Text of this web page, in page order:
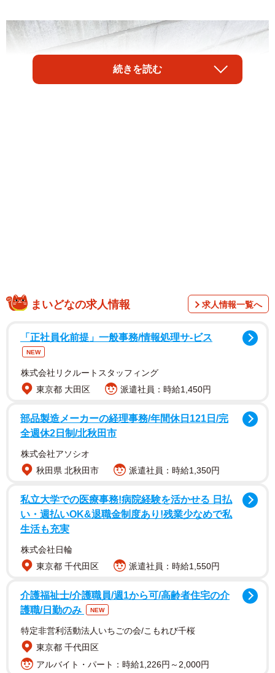
「井戸」だけはほんまにやばい
した。
「ちなみに、埋めようとした人は右腕折ってた」
「その類の工事だとお客さんとかにいらないと言われて
も、これだけは料金に含めないのでやらせてくださいって
て教わりました」
「（師匠は）オカルト系まじで信じない人なのに、井戸だ
けはダメって真顔で言われたなぁ」
「井戸だけはまじで絶対に息抜きつけて完全に埋めるなっ
て、どの人にも言われたし、未だに守ってる」
続きを読む
まいどなの求人情報 求人情報一覧へ
「正社員化前提」一般事務/情報処理サ-ビス
NEW
株式会社リクルートスタッフィング
東京都 大田区
派遣社員：時給1,450円
部品製造メーカーの経理事務/年間休日121日/完
全週休2日制/北秋田市
株式会社アソシオ
秋田県 北秋田市
派遣社員：時給1,350円
私立大学での医療事務!病院経験を活かせる 日払
い・週払いOK&退職金制度あり!残業少なめで私
生活も充実
株式会社日輪
東京都 千代田区
派遣社員：時給1,550円
介護福祉士/介護職員/週1から可/高齢者住宅の介
護職/日勤のみ
NEW
特定非営利活動法人いちごの会/こもれび千桜
東京都 千代田区
アルバイト・パート：時給1,226円～2,000円